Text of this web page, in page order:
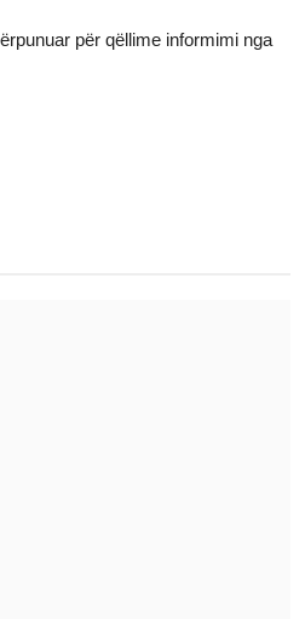
për qëllime informimi nga